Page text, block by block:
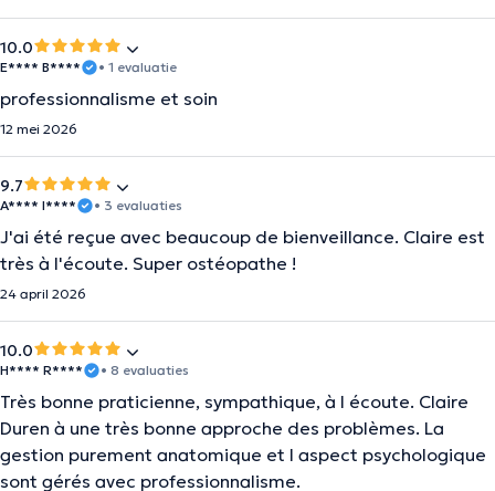
10.0
E**** B**** • 1 evaluatie
professionnalisme et soin
12 mei 2026
9.7
A**** I**** • 3 evaluaties
J'ai été reçue avec beaucoup de bienveillance. Claire est
très à l'écoute. Super ostéopathe !
24 april 2026
10.0
H**** R**** • 8 evaluaties
Très bonne praticienne, sympathique, à l écoute. Claire
Duren à une très bonne approche des problèmes. La
gestion purement anatomique et l aspect psychologique
sont gérés avec professionnalisme.